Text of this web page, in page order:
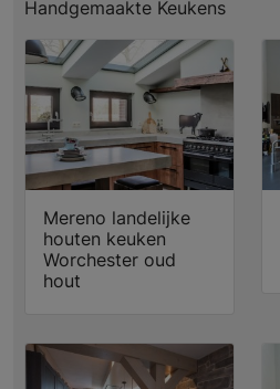
Handgemaakte Keukens
Mereno landelijke
houten keuken
Worchester oud
hout